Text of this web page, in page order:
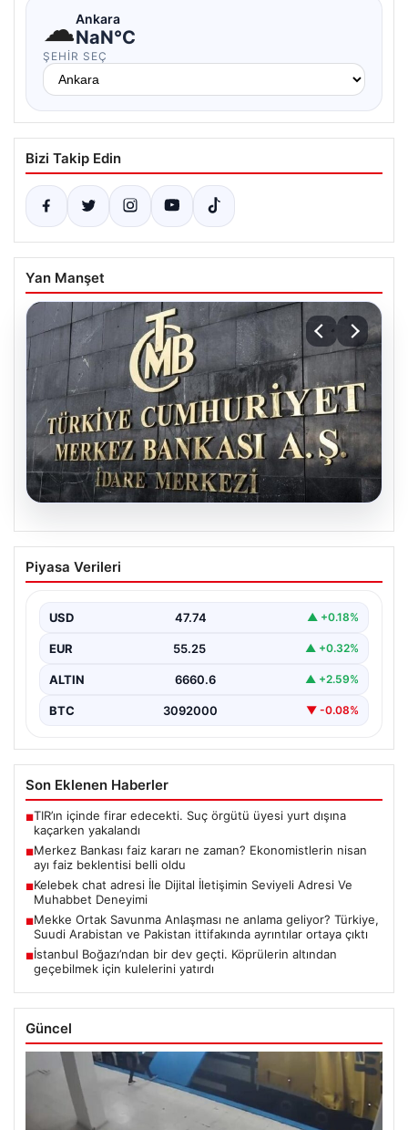
☁Ankara
NaN°C
ŞEHIR SEÇ
Bizi Takip Edin
Yan Manşet
Merkez Bankası faiz kararı ne zaman?
Ekonomistlerin nisan ayı faiz beklentisi
Piyasa Verileri
USD 47.74 ▲ +0.18%
EUR 55.25 ▲ +0.32%
ALTIN 6660.6 ▲ +2.59%
BTC 3092000 ▼ -0.08%
Son Eklenen Haberler
■TIR’ın içinde firar edecekti. Suç örgütü üyesi yurt dışına
kaçarken yakalandı
■Merkez Bankası faiz kararı ne zaman? Ekonomistlerin nisan
ayı faiz beklentisi belli oldu
■Kelebek chat adresi İle Dijital İletişimin Seviyeli Adresi Ve
Muhabbet Deneyimi
■Mekke Ortak Savunma Anlaşması ne anlama geliyor? Türkiye,
Suudi Arabistan ve Pakistan ittifakında ayrıntılar ortaya çıktı
■İstanbul Boğazı’ndan bir dev geçti. Köprülerin altından
geçebilmek için kulelerini yatırdı
Güncel